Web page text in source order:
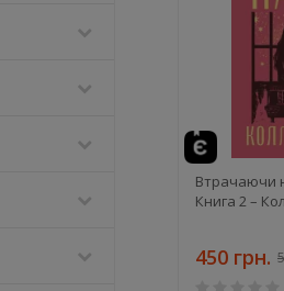
Втрачаючи
Книга 2 –
450 грн.